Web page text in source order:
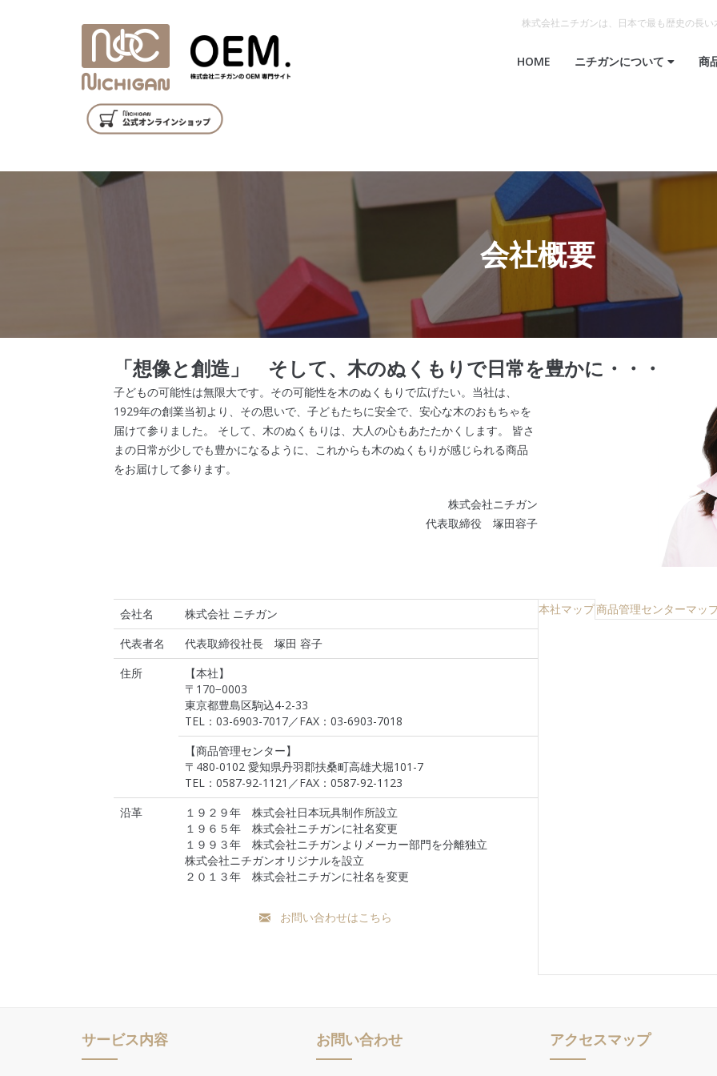
株式会社ニチガンは、日本で最も歴史の長
HOME ニチガンについて 商
会社概要
「想像と創造」 そして、木のぬくもりで日常を豊かに・・・
子どもの可能性は無限大です。その可能性を木のぬくもりで広げたい。当社は、
1929年の創業当初より、その思いで、子どもたちに安全で、安心な木のおもちゃを
届けて参りました。 そして、木のぬくもりは、大人の心もあたたかくします。 皆さ
まの日常が少しでも豊かになるように、これからも木のぬくもりが感じられる商品
をお届けして参ります。
株式会社ニチガン
代表取締役 塚田容子
会社名
株式会社 ニチガン
代表者名
代表取締役社長 塚田 容子
住所
【本社】
〒170−0003
東京都豊島区駒込4-2-33
TEL：03-6903-7017／FAX：03-6903-7018
【商品管理センター】
〒480-0102 愛知県丹羽郡扶桑町高雄犬堀101-7
TEL：0587-92-1121／FAX：0587-92-1123
沿革
１９２９年 株式会社日本玩具制作所設立
１９６５年 株式会社ニチガンに社名変更
１９９３年 株式会社ニチガンよりメーカー部門を分離独立
株式会社ニチガンオリジナルを設立
２０１３年 株式会社ニチガンに社名を変更
お問い合わせはこちら
本社マップ商品管理センターマッ
サービス内容 お問い合わせ アクセスマップ